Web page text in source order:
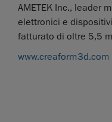
AMETEK Inc., leader
elettronici e
fatturato di oltre 5,5
www.creaform3d.com